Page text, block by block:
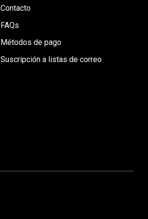
Contacto
FAQs
Métodos de pago
Suscripción a listas de correo